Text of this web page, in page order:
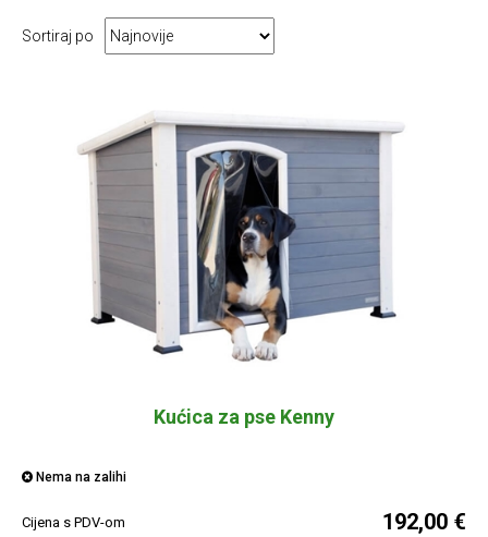
Sortiraj po
Kućica za pse Kenny
Nema na zalihi
Cijena s PDV-om 192,00 €